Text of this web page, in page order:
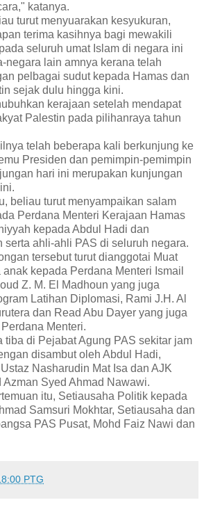
katanya.
turut menyuarakan kesyukuran,
terima kasihnya bagi mewakili
seluruh umat Islam di negara ini
negara lain amnya kerana telah
pelbagai sudut kepada Hamas dan
sejak dulu hingga kini.
kerajaan setelah mendapat
Palestin pada pilihanraya tahun
telah beberapa kali berkunjung ke
Presiden dan pemimpin-pemimpin
hari ini merupakan kunjungan
ini.
beliau turut menyampaikan salam
Perdana Menteri Kerajaan Hamas
kepada Abdul Hadi dan
serta ahli-ahli PAS di seluruh negara.
tersebut turut dianggotai Muat
kepada Perdana Menteri Ismail
Z. M. El Madhoun yang juga
Latihan Diplomasi, Rami J.H. Al
dan Read Abu Dayer yang juga
Menteri.
tiba di Pejabat Agung PAS sekitar jam
disambut oleh Abdul Hadi,
Nasharudin Mat Isa dan AJK
Azman Syed Ahmad Nawawi.
itu, Setiausaha Politik kepada
Samsuri Mokhtar, Setiausaha dan
PAS Pusat, Mohd Faiz Nawi dan
PTG